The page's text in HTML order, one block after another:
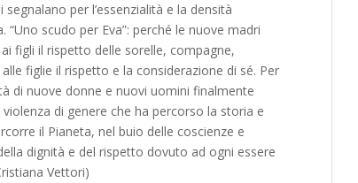
segnalano per l’essenzialità e la densità
“Uno scudo per Eva”: perché le nuove madri
figli il rispetto delle sorelle, compagne,
figlie il rispetto e la considerazione di sé. Per
di nuove donne e nuovi uomini finalmente
violenza di genere che ha percorso la storia e
il Pianeta, nel buio delle coscienze e
dignità e del rispetto dovuto ad ogni essere
Vettori)